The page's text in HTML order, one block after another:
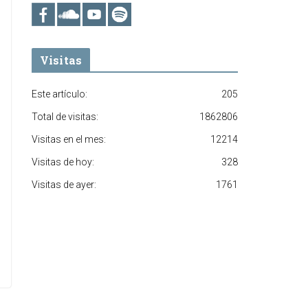
Visitas
205
Este artículo:
1862806
Total de visitas:
12214
Visitas en el mes:
328
Visitas de hoy:
1761
Visitas de ayer: